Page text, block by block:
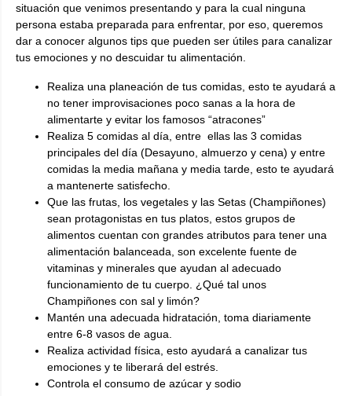
situación que venimos presentando y para la cual ninguna
persona estaba preparada para enfrentar, por eso, queremos
dar a conocer algunos tips que pueden ser útiles para canalizar
tus emociones y no descuidar tu alimentación.
Realiza una planeación de tus comidas, esto te ayudará a
no tener improvisaciones poco sanas a la hora de
alimentarte y evitar los famosos “atracones”
Realiza 5 comidas al día, entre ellas las 3 comidas
principales del día (Desayuno, almuerzo y cena) y entre
comidas la media mañana y media tarde, esto te ayudará
a mantenerte satisfecho.
Que las frutas, los vegetales y las Setas (Champiñones)
sean protagonistas en tus platos, estos grupos de
alimentos cuentan con grandes atributos para tener una
alimentación balanceada, son excelente fuente de
vitaminas y minerales que ayudan al adecuado
funcionamiento de tu cuerpo. ¿Qué tal unos
Champiñones con sal y limón?
Mantén una adecuada hidratación, toma diariamente
entre 6-8 vasos de agua.
Realiza actividad física, esto ayudará a canalizar tus
emociones y te liberará del estrés.
Controla el consumo de azúcar y sodio